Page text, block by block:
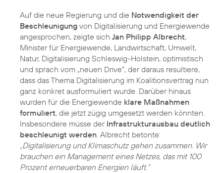
Auf die neue Regierung und die Notwendigkeit der
Beschleunigung von Digitalisierung und Energiewende
angesprochen, zeigte sich Jan Philipp Albrecht,
Minister für Energiewende, Landwirtschaft, Umwelt,
Natur, Digitalisierung Schleswig-Holstein, optimistisch
und sprach vom „neuen Drive“, der daraus resultiere,
dass das Thema Digitalisierung im Koalitionsvertrag nun
ganz konkret ausformuliert wurde. Darüber hinaus
wurden für die Energiewende klare Maßnahmen
formuliert, die jetzt zügig umgesetzt werden könnten.
Insbesondere müsse der Infrastrukturausbau deutlich
beschleunigt werden. Albrecht betonte:
„Digitalisierung und Klimaschutz gehen zusammen. Wir
brauchen ein Management eines Netzes, das mit 100
Prozent erneuerbaren Energien läuft.“